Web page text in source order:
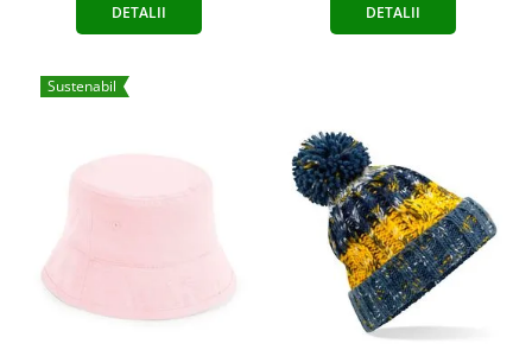
DETALII DETALII
Sustenabil